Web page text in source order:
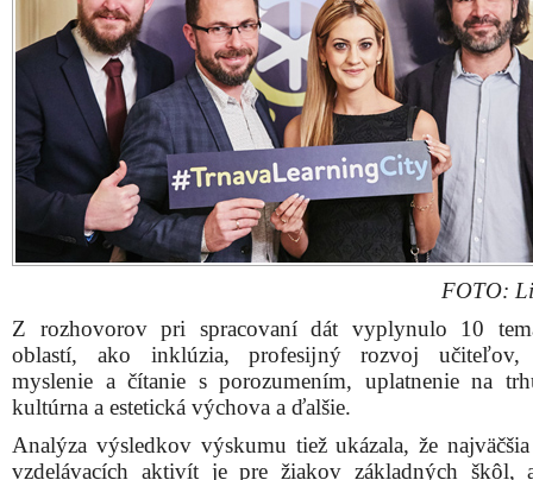
FOTO:
Z rozhovorov pri spracovaní dát vyplynulo 10
oblastí, ako inklúzia, profesijný rozvoj učiteľov,
myslenie a čítanie s porozumením, uplatnenie na
kultúrna a estetická výchova a ďalšie.
Analýza výsledkov výskumu tiež ukázala, že
vzdelávacích aktivít je pre žiakov základných škôl,